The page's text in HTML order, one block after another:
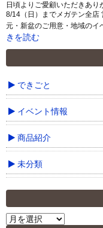
日頃よりご愛顧いただきあ
8/14（日）までメガテン全店
元・新盆のご用意・地域のイ
きを読む
できごと
イベント情報
商品紹介
未分類
ア